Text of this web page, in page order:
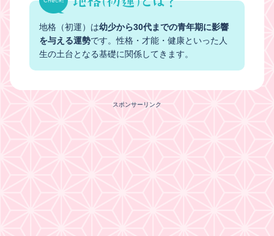
地格（初運）は幼少から30代までの青年期に影響
を与える運勢です。性格・才能・健康といった人
生の土台となる基礎に関係してきます。
スポンサーリンク